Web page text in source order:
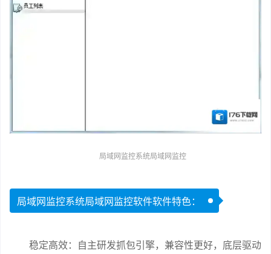
局域网监控系统局域网监控
局域网监控系统局域网监控软件软件特色：
稳定高效：自主研发抓包引擎，兼容性更好，底层驱动